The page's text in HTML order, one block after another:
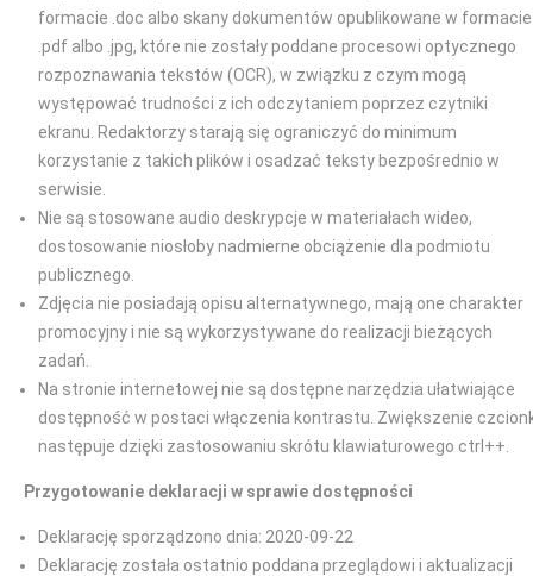
formacie .doc albo skany dokumentów opublikowane w formacie
.pdf albo .jpg, które nie zostały poddane procesowi optycznego
rozpoznawania tekstów (OCR), w związku z czym mogą
występować trudności z ich odczytaniem poprzez czytniki
ekranu. Redaktorzy starają się ograniczyć do minimum
korzystanie z takich plików i osadzać teksty bezpośrednio w
serwisie.
Nie są stosowane audio deskrypcje w materiałach wideo,
dostosowanie niosłoby nadmierne obciążenie dla podmiotu
publicznego.
Zdjęcia nie posiadają opisu alternatywnego, mają one charakter
promocyjny i nie są wykorzystywane do realizacji bieżących
zadań.
Na stronie internetowej nie są dostępne narzędzia ułatwiające
dostępność w postaci włączenia kontrastu. Zwiększenie
następuje dzięki zastosowaniu skrótu klawiaturowego ctrl++.
Przygotowanie deklaracji w sprawie dostępności
Deklarację sporządzono dnia: 2020-09-22
Deklarację została ostatnio poddana przeglądowi i aktualizacji